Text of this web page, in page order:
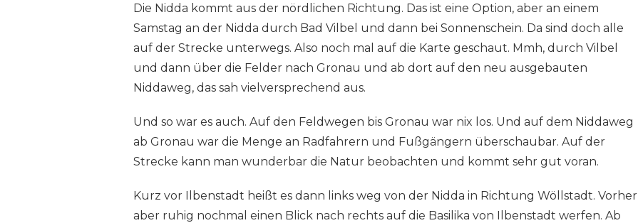
Die Nidda kommt aus der nördlichen Richtung. Das ist eine Option, aber an einem
Samstag an der Nidda durch Bad Vilbel und dann bei Sonnenschein. Da sind doch alle
auf der Strecke unterwegs. Also noch mal auf die Karte geschaut. Mmh, durch Vilbel
und dann über die Felder nach Gronau und ab dort auf den neu ausgebauten
Niddaweg, das sah vielversprechend aus.
Und so war es auch. Auf den Feldwegen bis Gronau war nix los. Und auf dem Niddaweg
ab Gronau war die Menge an Radfahrern und Fußgängern überschaubar. Auf der
Strecke kann man wunderbar die Natur beobachten und kommt sehr gut voran.
Kurz vor Ilbenstadt heißt es dann links weg von der Nidda in Richtung Wöllstadt. Vorher
aber ruhig nochmal einen Blick nach rechts auf die Basilika von Ilbenstadt werfen. Ab